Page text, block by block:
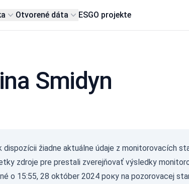
Otvorené dáta ESGO projekte
Smidyn
dispozícii žiadne aktuálne údaje z monitorovacích
zdroje pre prestali zverejňovať výsledky
o 15:55, 28 október 2024 року na pozorovacej
(µSv/h)
с/д 358
0-0.1
488